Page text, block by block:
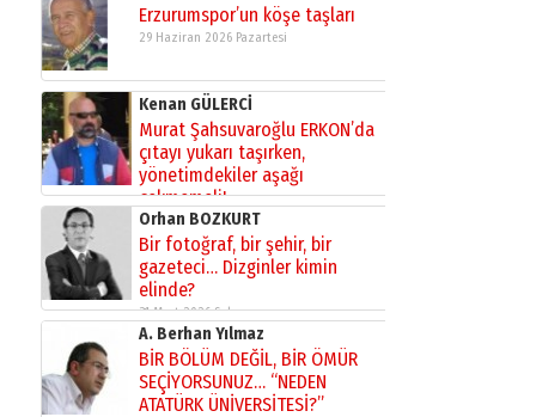
Erzurumspor’un köşe taşları
29 Haziran 2026 Pazartesi
Kenan GÜLERCİ
Murat Şahsuvaroğlu ERKON’da
çıtayı yukarı taşırken,
yönetimdekiler aşağı
çekmemeli!
17 Şubat 2026 SalıOrhan BOZKURT
Bir fotoğraf, bir şehir, bir
gazeteci… Dizginler kimin
elinde?
31 Mart 2026 Salı
A. Berhan Yılmaz
BİR BÖLÜM DEĞİL, BİR ÖMÜR
SEÇİYORSUNUZ… “NEDEN
ATATÜRK ÜNİVERSİTESİ?”